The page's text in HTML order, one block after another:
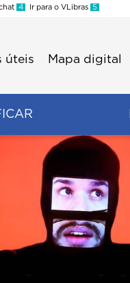
4 Ir para o VLibras 5
úteis Mapa digital